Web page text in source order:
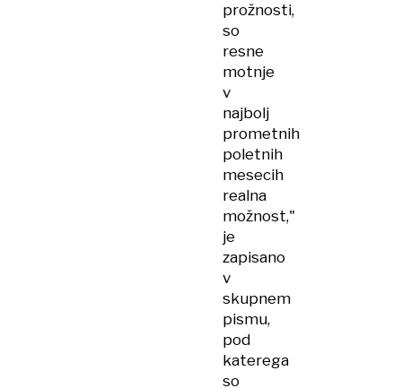
prožnosti,
so
resne
motnje
v
najbolj
prometnih
poletnih
mesecih
realna
možnost,"
je
zapisano
v
skupnem
pismu,
pod
katerega
so